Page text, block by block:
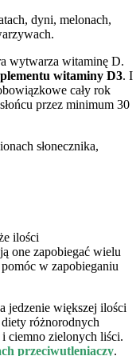
dyni, melonach,
wytwarza witaminę D.
witaminy D3. I
cały rok
przez minimum 30
słonecznika,
ilości
one zapobiegać wielu
w zapobieganiu
jedzenie większej ilości
różnorodnych
ciemno zielonych liści.
przeciwutleniaczy.